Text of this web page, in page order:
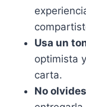
Usa un
optimista
carta.
No